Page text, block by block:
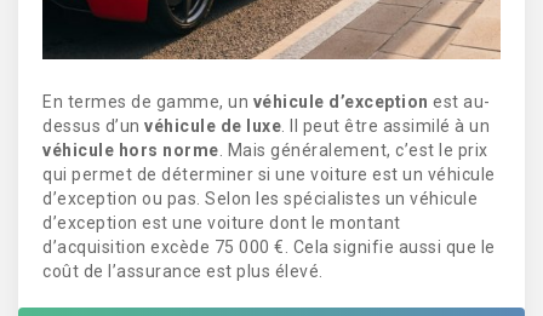
En termes de gamme, un véhicule d’exception est au-
dessus d’un véhicule de luxe . Il peut être assimilé à un
véhicule hors norme . Mais généralement, c’est le prix
qui permet de déterminer si une voiture est un véhicule
d’exception ou pas. Selon les spécialistes un véhicule
d’exception est une voiture dont le montant
d’acquisition excède 75 000 €. Cela signifie aussi que le
coût de l’assurance est plus élevé.